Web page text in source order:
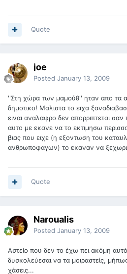
Quote
joe
Posted January 13, 2009
''Στη χώρα των μαμούθ'' ηταν απο τα
δημοτικο! Μαλιστα το ειχα
ειναι αναλαφρο δεν απορριπτεται
αυτο με εκανε να το εκτιμησω
βιας που ειχε (η εξοντωση του
ανθρωποφαγων) το εκαναν να
Quote
Naroualis
Posted January 13, 2009
Αστείο που δεν το έχω πει ακόμη
δυσκολεύεσαι να τα μοιραστείς,
χάσεις...